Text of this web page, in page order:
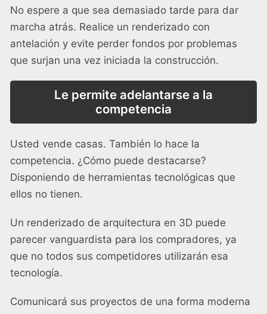
No espere a que sea demasiado tarde para dar
marcha atrás. Realice un renderizado con
antelación y evite perder fondos por problemas
que surjan una vez iniciada la construcción.
Le permite adelantarse a la
competencia
Usted vende casas. También lo hace la
competencia. ¿Cómo puede destacarse?
Disponiendo de herramientas tecnológicas que
ellos no tienen.
Un renderizado de arquitectura en 3D puede
parecer vanguardista para los compradores, ya
que no todos sus competidores utilizarán esa
tecnología.
Comunicará sus proyectos de una forma moderna